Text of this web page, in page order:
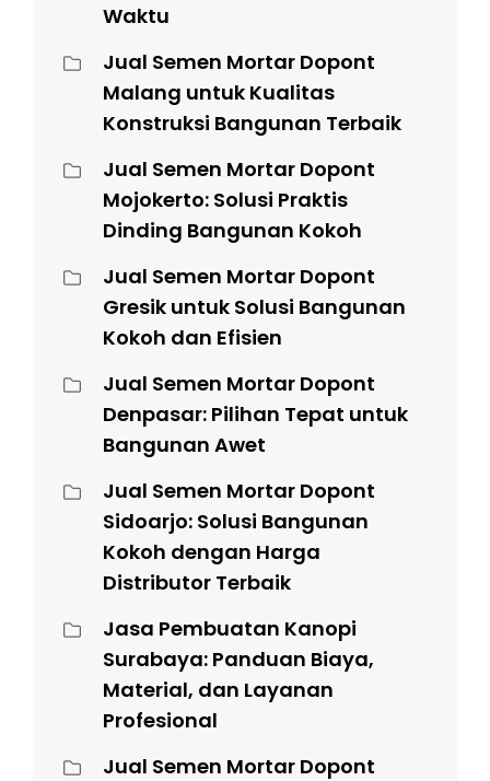
Waktu
Jual Semen Mortar Dopont
Malang untuk Kualitas
Konstruksi Bangunan Terbaik
Jual Semen Mortar Dopont
Mojokerto: Solusi Praktis
Dinding Bangunan Kokoh
Jual Semen Mortar Dopont
Gresik untuk Solusi Bangunan
Kokoh dan Efisien
Jual Semen Mortar Dopont
Denpasar: Pilihan Tepat untuk
Bangunan Awet
Jual Semen Mortar Dopont
Sidoarjo: Solusi Bangunan
Kokoh dengan Harga
Distributor Terbaik
Jasa Pembuatan Kanopi
Surabaya: Panduan Biaya,
Material, dan Layanan
Profesional
Jual Semen Mortar Dopont